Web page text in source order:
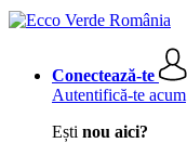
Conectează-te
Autentifică-te acum
Ești nou aici?